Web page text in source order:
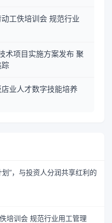
工佚培训会 规范行业
术项目实施方案发布 聚
业人才数字技能培养
”，与投资人分润共享红利的
培训会 规范行业用工管理